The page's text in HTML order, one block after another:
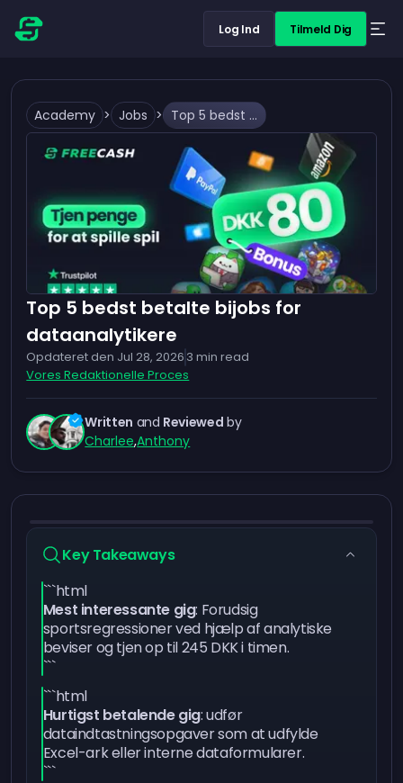
Log Ind Tilmeld Dig
Academy > Jobs > Top 5 bedst betalte bijobs for dataanalytikere
Top 5 bedst betalte bijobs for
dataanalytikere
Opdateret den Jul 28, 2026 3 min read
Vores Redaktionelle Proces
Written and Reviewed by
Charlee,Anthony
Key Takeaways
```html
Mest interessante gig: Forudsig
sportsregressioner ved hjælp af analytiske
beviser og tjen op til 245 DKK i timen.
```
```html
Hurtigst betalende gig: udfør
dataindtastningsopgaver som at udfylde
Excel-ark eller interne dataformularer.
```